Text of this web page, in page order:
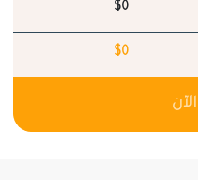
$0
$0